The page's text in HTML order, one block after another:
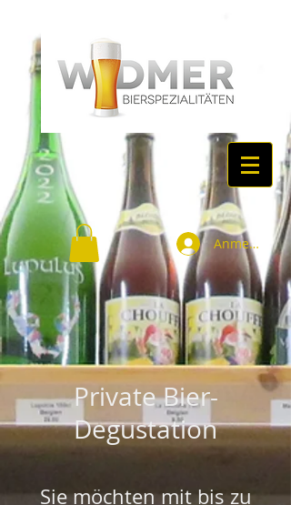
Anmelden
Private Bier-
Degustation
Sie möchten mit bis zu